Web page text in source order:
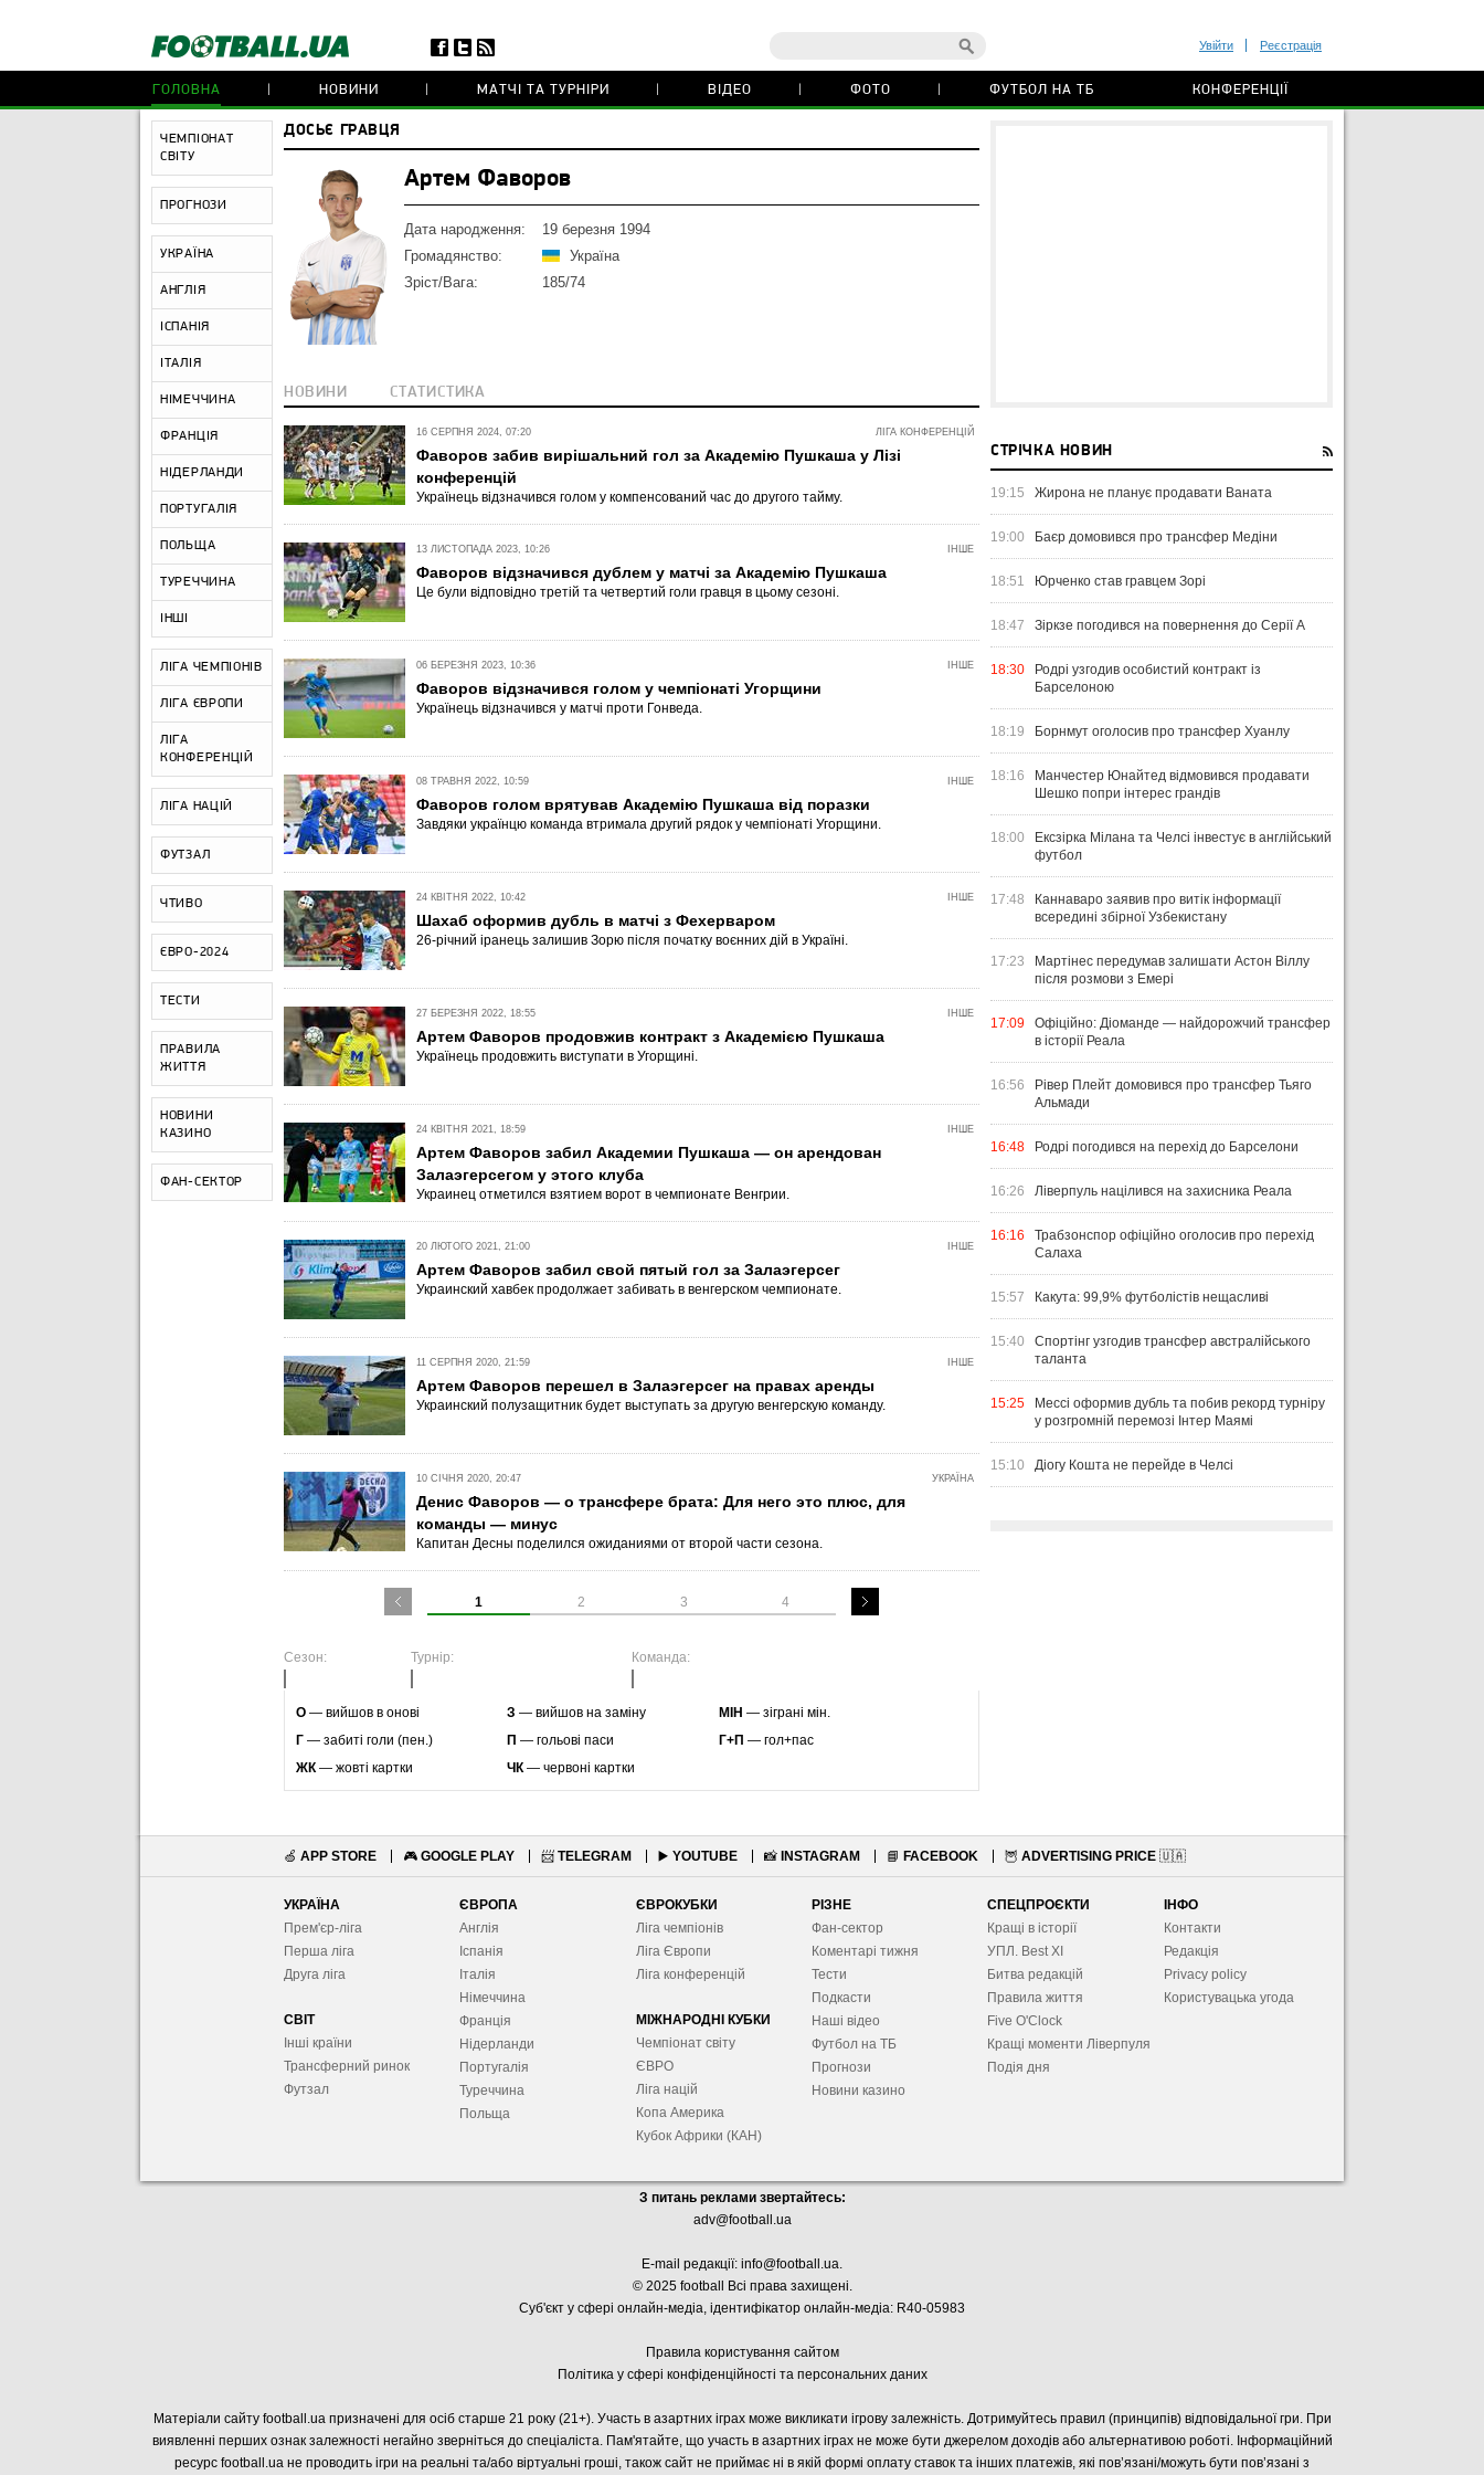
Увійти Реєстрація
ГОЛОВНА НОВИНИ МАТЧІ ТА ТУРНІРИ ВІДЕО ФОТО ФУТБОЛ НА ТБ КОНФЕРЕНЦІЇ
ЧЕМПІОНАТ
СВІТУ
ПРОГНОЗИ
УКРАЇНА
АНГЛІЯ
ІСПАНІЯ
ІТАЛІЯ
НІМЕЧЧИНА
ФРАНЦІЯ
НІДЕРЛАНДИ
ПОРТУГАЛІЯ
ПОЛЬЩА
ТУРЕЧЧИНА
ІНШІ
ЛІГА ЧЕМПІОНІВ
ЛІГА ЄВРОПИ
ЛІГА
КОНФЕРЕНЦІЙ
ЛІГА НАЦІЙ
ФУТЗАЛ
ЧТИВО
ЄВРО-2024
ТЕСТИ
ПРАВИЛА
ЖИТТЯ
НОВИНИ
КАЗИНО
ФАН-СЕКТОР
ДОСЬЄ ГРАВЦЯ
Артем Фаворов
Дата народження:
19 березня 1994
Громадянство:
Україна
Зріст/Вага:
185/74
НОВИНИ СТАТИСТИКА
ЛІГА КОНФЕРЕНЦІЙ
16 СЕРПНЯ 2024, 07:20
Фаворов забив вирішальний гол за Академію Пушкаша у Лізі
конференцій
Українець відзначився голом у компенсований час до другого тайму.
ІНШЕ
13 ЛИСТОПАДА 2023, 10:26
Фаворов відзначився дублем у матчі за Академію Пушкаша
Це були відповідно третій та четвертий голи гравця в цьому сезоні.
ІНШЕ
06 БЕРЕЗНЯ 2023, 10:36
Фаворов відзначився голом у чемпіонаті Угорщини
Українець відзначився у матчі проти Гонведа.
ІНШЕ
08 ТРАВНЯ 2022, 10:59
Фаворов голом врятував Академію Пушкаша від поразки
Завдяки українцю команда втримала другий рядок у чемпіонаті Угорщини.
ІНШЕ
24 КВІТНЯ 2022, 10:42
Шахаб оформив дубль в матчі з Фехерваром
26-річний іранець залишив Зорю після початку воєнних дій в Україні.
ІНШЕ
27 БЕРЕЗНЯ 2022, 18:55
Артем Фаворов продовжив контракт з Академією Пушкаша
Українець продовжить виступати в Угорщині.
ІНШЕ
24 КВІТНЯ 2021, 18:59
Артем Фаворов забил Академии Пушкаша — он арендован
Залаэгерсегом у этого клуба
Украинец отметился взятием ворот в чемпионате Венгрии.
ІНШЕ
20 ЛЮТОГО 2021, 21:00
Артем Фаворов забил свой пятый гол за Залаэгерсег
Украинский хавбек продолжает забивать в венгерском чемпионате.
ІНШЕ
11 СЕРПНЯ 2020, 21:59
Артем Фаворов перешел в Залаэгерсег на правах аренды
Украинский полузащитник будет выступать за другую венгерскую команду.
УКРАЇНА
10 СІЧНЯ 2020, 20:47
Денис Фаворов — о трансфере брата: Для него это плюс, для
команды — минус
Капитан Десны поделился ожиданиями от второй части сезона.
1 2 3 4
Сезон: Турнір: Команда:
O — вийшов в онові З — вийшов на заміну МІН — зіграні мін.
Г — забиті голи (пен.) П — гольові паси Г+П — гол+пас
ЖК— жовті картки ЧК— червоні картки
СТРІЧКА НОВИН
19:15 Жирона не планує продавати Ваната
19:00 Баєр домовився про трансфер Медіни
18:51 Юрченко став гравцем Зорі
18:47 Зіркзе погодився на повернення до Серії А
18:30
Родрі узгодив особистий контракт із
Барселоною
18:19 Борнмут оголосив про трансфер Хуанлу
18:16
Манчестер Юнайтед відмовився продавати
Шешко попри інтерес грандів
18:00
Ексзірка Мілана та Челсі інвестує в англійський
футбол
17:48
Каннаваро заявив про витік інформації
всередині збірної Узбекистану
17:23
Мартінес передумав залишати Астон Віллу
після розмови з Емері
17:09
Офіційно: Діоманде — найдорожчий трансфер
в історії Реала
16:56
Рівер Плейт домовився про трансфер Тьяго
Альмади
16:48 Родрі погодився на перехід до Барселони
16:26 Ліверпуль націлився на захисника Реала
16:16
Трабзонспор офіційно оголосив про перехід
Салаха
15:57 Какута: 99,9% футболістів нещасливі
15:40
Спортінг узгодив трансфер австралійського
таланта
15:25
Мессі оформив дубль та побив рекорд турніру
у розгромній перемозі Інтер Маямі
15:10 Діогу Кошта не перейде в Челсі
🍏 APP STORE 🎮 GOOGLE PLAY 📨 TELEGRAM ▶️ YOUTUBE 📸 INSTAGRAM 📘 FACEBOOK 🦉 ADVERTISING PRICE 🇺🇦
УКРАЇНА
Прем'єр-ліга
Перша ліга
Друга ліга
СВІТ
Інші країни
Трансферний ринок
Футзал
ЄВРОПА
Англія
Іспанія
Італія
Німеччина
Франція
Нідерланди
Португалія
Туреччина
Польща
ЄВРОКУБКИ
Ліга чемпіонів
Ліга Європи
Ліга конференцій
МІЖНАРОДНІ КУБКИ
Чемпіонат світу
ЄВРО
Ліга націй
Копа Америка
Кубок Африки (КАН)
РІЗНЕ
Фан-сектор
Коментарі тижня
Тести
Подкасти
Наші відео
Футбол на ТБ
Прогнози
Новини казино
СПЕЦПРОЄКТИ
Кращі в історії
УПЛ. Best XІ
Битва редакцій
Правила життя
Five O'Clock
Кращі моменти Ліверпуля
Подія дня
ІНФО
Контакти
Редакція
Privacy policy
Користувацька угода
З питань реклами звертайтесь:
adv@football.ua
E-mail редакції: info@football.ua.
© 2025 football Всі права захищені.
Суб'єкт у сфері онлайн-медіа, ідентифікатор онлайн-медіа: R40-05983
Правила користування сайтом
Політика у сфері конфіденційності та персональних даних
Матеріали сайту football.ua призначені для осіб старше 21 року (21+). Участь в азартних іграх може викликати ігрову залежність. Дотримуйтесь правил (принципів) відповідальної гри. При
виявленні перших ознак залежності негайно зверніться до спеціаліста. Пам'ятайте, що участь в азартних іграх не може бути джерелом доходів або альтернативою роботі. Інформаційний
ресурс football.ua не проводить ігри на реальні та/або віртуальні гроші, також сайт не приймає ні в якій формі оплату ставок та інших платежів, які пов’язані/можуть бути пов’язані з